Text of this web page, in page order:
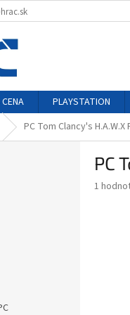
PLAYSTATION
PC Tom Clancy's H.A.W.X
PC
1